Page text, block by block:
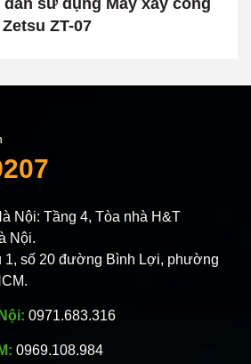
ZT-07
Nội: Tầng 4, Tòa nhà H&T
Nội.
1, số 20 đường Bình Lợi, phường
0971.683.316
0969.108.984